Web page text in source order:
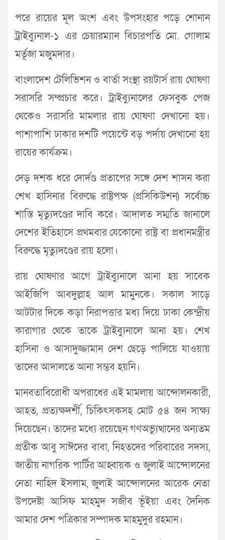
পরে রায়ের মূল অংশ এবং উপসংহার পড়ে শোনান
ট্রাইব্যুনাল-১ এর চেয়ারম্যান বিচারপতি মো. গোলাম
মর্তূজা মজুমদার।
বাংলাদেশ টেলিভিশন ও বার্তা সংস্থা রয়টার্স রায় ঘোষণা
সরাসরি সম্প্রচার করে। ট্রাইব্যুনালের ফেসবুক পেজ
থেকেও সরাসরি মামলার রায় ঘোষণা দেখানো হয়।
পাশাপাশি ঢাকার দশটি পয়েন্টে বড় পর্দায় দেখানো হয়
রায়ের কার্যক্রম।
দেড় দশক ধরে দোর্দণ্ড প্রতাপের সঙ্গে দেশ শাসন করা
শেখ হাসিনার বিরুদ্ধে রাষ্ট্রপক্ষ (প্রসিকিউশন) সর্বোচ্চ
শাস্তি মৃত্যুদণ্ডের দাবি করে। আদালত সম্মতি জানালে
দেশের ইতিহাসে প্রথমবার যেকোনো রাষ্ট্র বা প্রধানমন্ত্রীর
বিরুদ্ধে মৃত্যুদণ্ডের রায় হলো।
রায় ঘোষণার আগে ট্রাইব্যুনালে আনা হয় সাবেক
আইজিপি আবদুল্লাহ আল মামুনকে। সকাল সাড়ে
আটটার দিকে কড়া নিরাপত্তার মধ্য দিয়ে ঢাকা কেন্দ্রীয়
কারাগার থেকে তাকে ট্রাইব্যুনালে আনা হয়। শেখ
হাসিনা ও আসাদুজ্জামান দেশ ছেড়ে পালিয়ে যাওয়ায়
তাদের আদালতে আনা সম্ভব হয়নি।
মানবতাবিরোধী অপরাধের এই মামলায় আন্দোলনকারী,
আহত, প্রত্যক্ষদর্শী, চিকিৎসকসহ মোট ৫৪ জন সাক্ষ্য
দিয়েছেন। তাদের মধ্যে রয়েছেন গণঅভ্যুত্থানের অন্যতম
প্রতীক আবু সাঈদের বাবা, নিহতদের পরিবারের সদস্য,
জাতীয় নাগরিক পার্টির আহ্বায়ক ও জুলাই আন্দোলনের
নেতা নাহিদ ইসলাম, জুলাই আন্দোলনের আরেক নেতা
উপদেষ্টা আসিফ মাহমুদ সজীব ভূঁইয়া এবং দৈনিক
আমার দেশ পত্রিকার সম্পাদক মাহমুদুর রহমান।